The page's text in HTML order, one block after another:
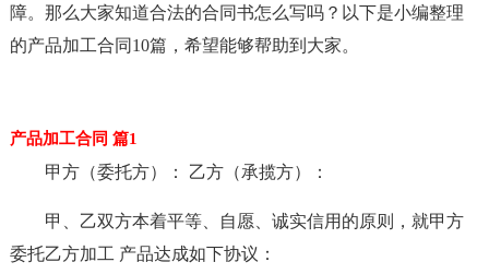
障。那么大家知道合法的合同书怎么写吗？以下是小编整理
的产品加工合同10篇，希望能够帮助到大家。
产品加工合同 篇1
甲方（委托方）： 乙方（承揽方）：
甲、乙双方本着平等、自愿、诚实信用的原则，就甲方
委托乙方加工 产品达成如下协议：